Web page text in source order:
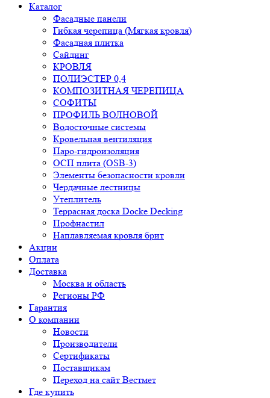
Каталог
Фасадные панели
Гибкая черепица (Мягкая кровля)
Фасадная плитка
Сайдинг
КРОВЛЯ
ПОЛИЭСТЕР 0,4
КОМПОЗИТНАЯ ЧЕРЕПИЦА
СОФИТЫ
ПРОФИЛЬ ВОЛНОВОЙ
Водосточные системы
Кровельная вентиляция
Паро-гидроизоляция
ОСП плита (OSB-3)
Элементы безопасности кровли
Чердачные лестницы
Утеплитель
Террасная доска Docke Decking
Профнастил
Наплавляемая кровля брит
Акции
Оплата
Доставка
Москва и область
Регионы РФ
Гарантия
О компании
Новости
Производители
Сертификаты
Поставщикам
Переход на сайт Вестмет
Где купить